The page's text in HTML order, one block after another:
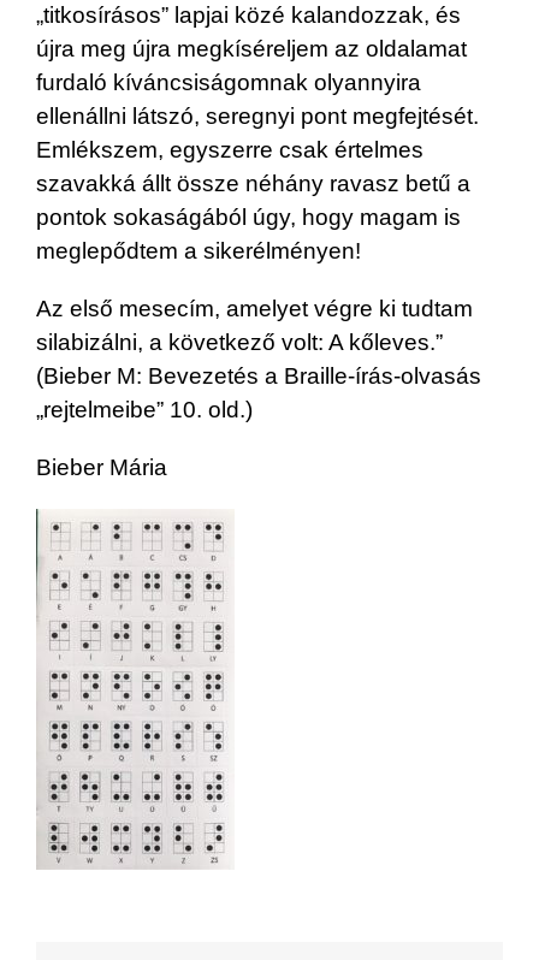
„titkosírásos” lapjai közé kalandozzak, és
újra meg újra megkíséreljem az oldalamat
furdaló kíváncsiságomnak olyannyira
ellenállni látszó, seregnyi pont megfejtését.
Emlékszem, egyszerre csak értelmes
szavakká állt össze néhány ravasz betű a
pontok sokaságából úgy, hogy magam is
meglepődtem a sikerélményen!
Az első mesecím, amelyet végre ki tudtam
silabizálni, a következő volt: A kőleves.”
(Bieber M: Bevezetés a Braille-írás-olvasás
„rejtelmeibe” 10. old.)
Bieber Mária